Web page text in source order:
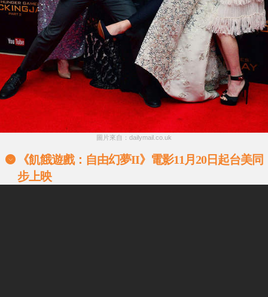
圖片來自：dailymail.co.uk
《飢餓遊戲：自由幻夢II》電影11月20日起台美同
步上映